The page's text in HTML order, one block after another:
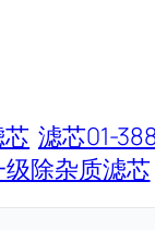
滤芯01-
除杂质滤芯